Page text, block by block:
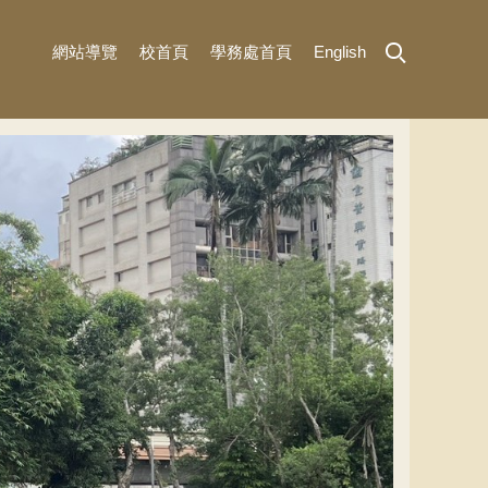
網站導覽 校首頁 學務處首頁 English